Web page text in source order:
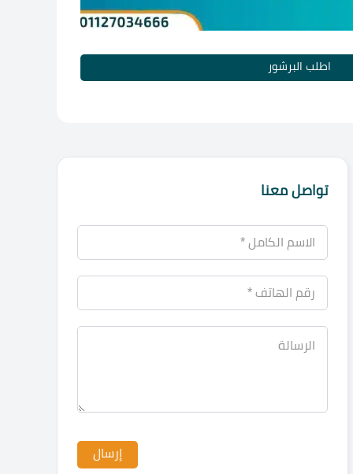
اطلب البرشور
تواصل معنا